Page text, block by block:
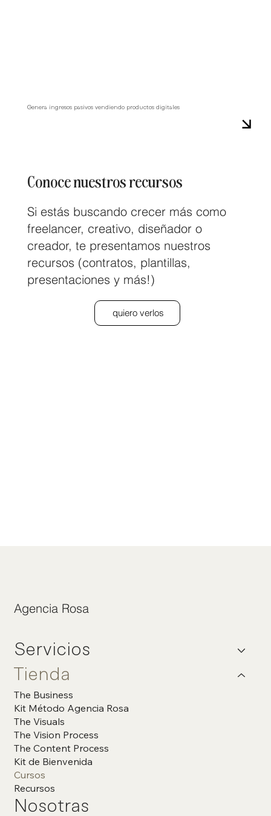
Genera ingresos pasivos vendiendo productos digitales
Conoce nuestros recursos
Si estás buscando crecer más como
freelancer, creativo, diseñador o
creador, te presentamos nuestros
recursos (contratos, plantillas,
presentaciones y más!)
quiero verlos
Agencia Rosa
Servicios
Tienda
The Business
Kit Método Agencia Rosa
The Visuals
The Vision Process
The Content Process
Kit de Bienvenida
Cursos
Recursos
Nosotras